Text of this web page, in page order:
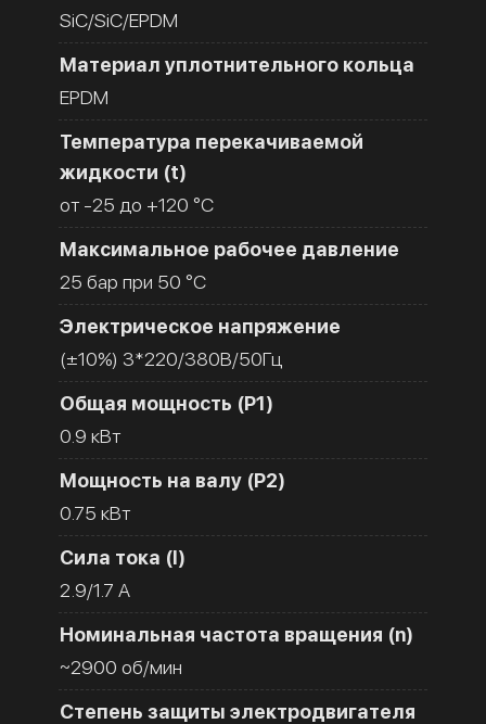
SiC/SiC/EPDM
Материал уплотнительного кольца
EPDM
Температура перекачиваемой
жидкости (t)
от -25 до +120 °C
Максимальное рабочее давление
25 бар при 50 °C
Электрическое напряжение
(±10%) 3*220/380В/50Гц
Общая мощность (Р1)
0.9 кВт
Мощность на валу (Р2)
0.75 кВт
Сила тока (I)
2.9/1.7 A
Номинальная частота вращения (n)
~2900 об/мин
Степень защиты электродвигателя